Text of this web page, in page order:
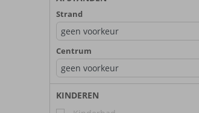
Strand
Centrum
KINDEREN